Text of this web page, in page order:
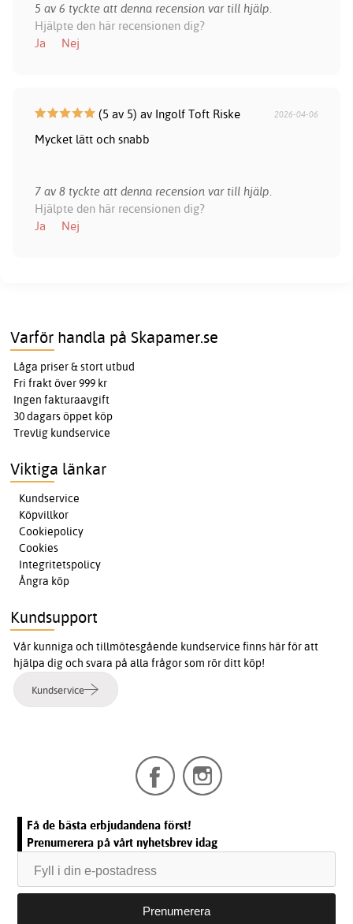
5 av 6 tyckte att denna recension var till hjälp.
Hjälpte den här recensionen dig?
Ja
Nej
(5 av 5) av Ingolf Toft Riske 2026-04-06
Mycket lätt och snabb
7 av 8 tyckte att denna recension var till hjälp.
Hjälpte den här recensionen dig?
Ja
Nej
Varför handla på Skapamer.se
Låga priser & stort utbud
Fri frakt över 999 kr
Ingen fakturaavgift
30 dagars öppet köp
Trevlig kundservice
Viktiga länkar
Kundservice
Köpvillkor
Cookiepolicy
Cookies
Integritetspolicy
Ångra köp
Kundsupport
Vår kunniga och tillmötesgående kundservice finns här för att
hjälpa dig och svara på alla frågor som rör ditt köp!
Kundservice
Få de bästa erbjudandena först!
Prenumerera på vårt nyhetsbrev idag